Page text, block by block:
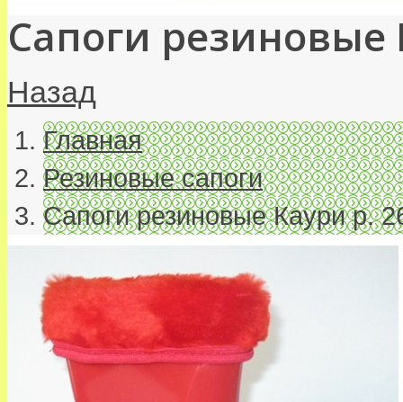
Сапоги резиновые
Назад
Главная
Резиновые сапоги
Сапоги резиновые Каури р.